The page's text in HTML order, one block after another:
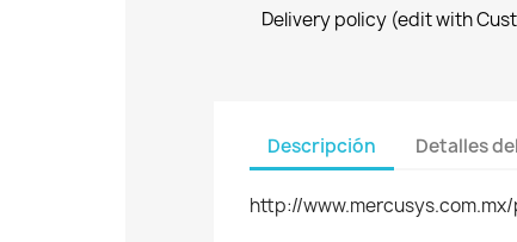
Delivery policy (edit with
Descripción Detalles
http://